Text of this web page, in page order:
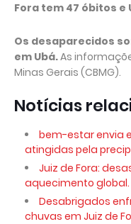
Fora tem 47 óbitos e
Os desaparecidos
em Ubá.As
Minas Gerais (CBMG).
Notícias
bem-estar envia
atingidas pela
Juiz de Fora:
aquecimento global.
Desabrigados
chuvas em Juiz de